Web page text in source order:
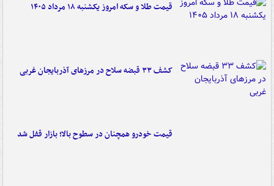
قیمت طلا و سکه امروز یکشنبه ۱۸ مرداد ۱۴۰۵
کشف ۳۳ قبضه سلاح در مرزهای آذربایجان غربی
قیمت خودرو همچنان در سطوح بالا؛ بازار قفل شد